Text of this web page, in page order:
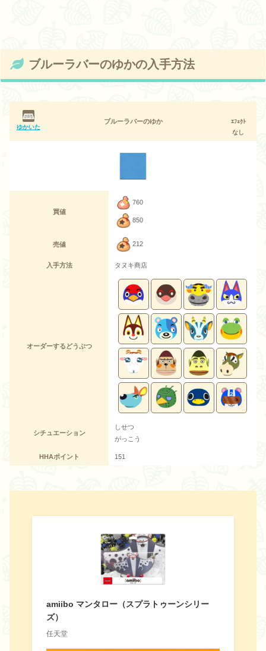
ブルーラバーのゆかの入手方法
ゆかいた
ブルーラバーのゆか
ｴﾌｪｸﾄ
なし
買値
760
850
売値 212
入手方法 タヌキ商店
オーダーするどうぶつ
シチュエーション
しせつ
がっこう
HHAポイント 151
amiibo マンタロー（スプラトゥーンシリー
ズ）
任天堂